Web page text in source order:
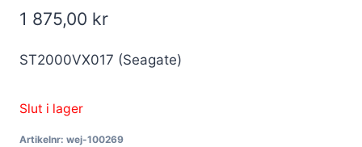
1 875,00 kr
ST2000VX017 (Seagate)
Slut i lager
Artikelnr: wej-100269